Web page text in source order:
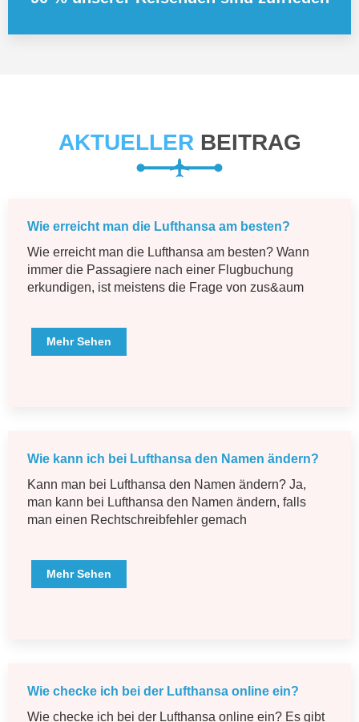
AKTUELLERBEITRAG
Wie erreicht man die Lufthansa am besten?
Wie erreicht man die Lufthansa am besten? Wann
immer die Passagiere nach einer Flugbuchung
erkundigen, ist meistens die Frage von zus&aum
Mehr Sehen
Wie kann ich bei Lufthansa den Namen ändern?
Kann man bei Lufthansa den Namen ändern? Ja,
man kann bei Lufthansa den Namen ändern, falls
man einen Rechtschreibfehler gemach
Mehr Sehen
Wie checke ich bei der Lufthansa online ein?
Wie checke ich bei der Lufthansa online ein? Es gibt